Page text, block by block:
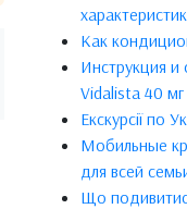
Как
Инструкция и
Vidalista 40 мг
Екскурсії по
Мобильные
для всей
Що